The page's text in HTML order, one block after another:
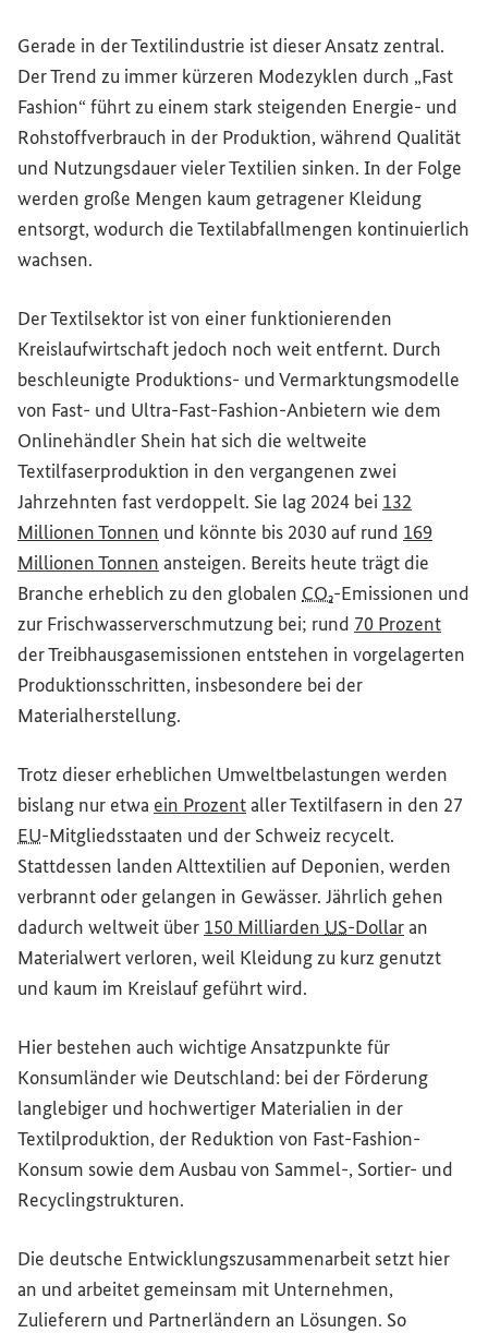
Gerade in der Textilindustrie ist dieser Ansatz zentral.
Der Trend zu immer kürzeren Modezyklen durch „Fast
Fashion“ führt zu einem stark steigenden Energie- und
Rohstoffverbrauch in der Produktion, während Qualität
und Nutzungsdauer vieler Textilien sinken. In der Folge
werden große Mengen kaum getragener Kleidung
entsorgt, wodurch die Textilabfallmengen kontinuierlich
wachsen.
Der Textilsektor ist von einer funktionierenden
Kreislaufwirtschaft jedoch noch weit entfernt. Durch
beschleunigte Produktions- und Vermarktungsmodelle
von Fast- und Ultra-Fast-Fashion-Anbietern wie dem
Onlinehändler Shein hat sich die weltweite
Textilfaserproduktion in den vergangenen zwei
Jahrzehnten fast verdoppelt. Sie lag 2024 bei 132
Millionen Tonnen (Externer Link)
und könnte bis 2030 auf rund 169
Millionen Tonnen (Externer Link)
ansteigen. Bereits heute trägt die
Branche erheblich zu den globalen CO₂-Emissionen und
zur Frischwasserverschmutzung bei; rund 70 Prozent
der Treibhausgasemissionen entstehen in vorgelagerten
Produktionsschritten, insbesondere bei der
Materialherstellung.
Trotz dieser erheblichen Umweltbelastungen werden
bislang nur etwa ein Prozent(Externer Link)
aller Textilfasern in den 27
EU-Mitgliedsstaaten und der Schweiz recycelt.
Stattdessen landen Alttextilien auf Deponien, werden
verbrannt oder gelangen in Gewässer. Jährlich gehen
dadurch weltweit über 150 Milliarden US-Dollar(Externer
an
Materialwert verloren, weil Kleidung zu kurz genutzt
und kaum im Kreislauf geführt wird.
Hier bestehen auch wichtige Ansatzpunkte für
Konsumländer wie Deutschland: bei der Förderung
langlebiger und hochwertiger Materialien in der
Textilproduktion, der Reduktion von Fast-Fashion-
Konsum sowie dem Ausbau von Sammel-, Sortier- und
Recyclingstrukturen.
Die deutsche Entwicklungszusammenarbeit setzt hier
an und arbeitet gemeinsam mit Unternehmen,
Zulieferern und Partnerländern an Lösungen. So